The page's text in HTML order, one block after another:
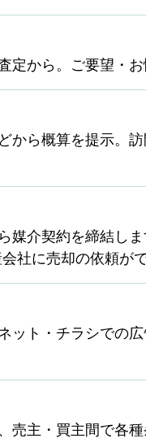
定から。ご要望・お
から概算を提示。
媒介契約を締結し
社に売却の依頼が
ット・チラシでの
売主・買主間で各